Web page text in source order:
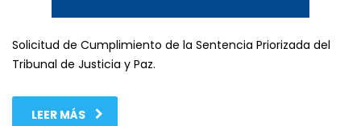
Solicitud de Cumplimiento de la Sentencia Priorizada del
Tribunal de Justicia y Paz.
LEER MÁS